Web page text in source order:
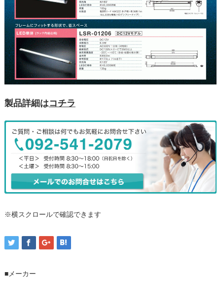
製品詳細はコチラ
※横スクロールで確認できます
■メーカー